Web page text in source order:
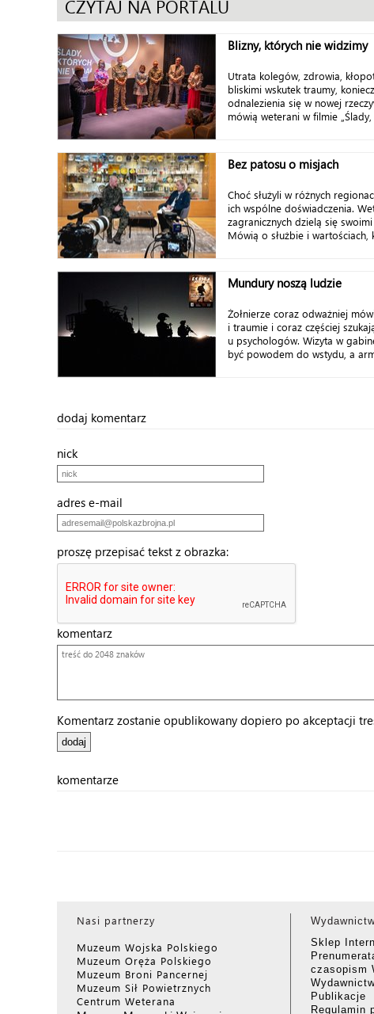
CZYTAJ NA PORTALU
Blizny, których nie widzimy
Utrata kolegów, zdrowia,
bliskimi wskutek traumy,
odnalezienia się w nowej
mówią weterani w filmie
Bez patosu o misjach
Choć służyli w różnych
ich wspólne doświadczenia.
zagranicznych dzielą się
Mówią o służbie i wartościach,
Mundury noszą ludzie
Żołnierze coraz odważniej
i traumie i coraz częściej
u psychologów. Wizyta w
być powodem do wstydu, a
dodaj komentarz
nick
adres e-mail
proszę przepisać tekst z obrazka:
komentarz
Komentarz zostanie opublikowany dopiero po akceptacji
komentarze
Nasi partnerzy
Muzeum Wojska Polskiego
Muzeum Oręża Polskiego
Muzeum Broni Pancernej
Muzeum Sił Powietrznych
Centrum Weterana
Sklep
czasopism
Publikacje
Regulamin